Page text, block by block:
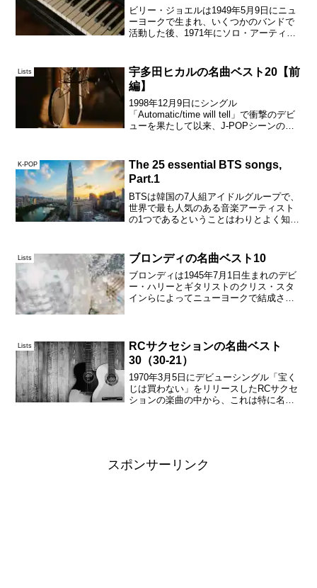
ビリー・ジョエルは1949年5月9日にニュ
ーヨークで生まれ、いくつかのバンドで
活動した後、1971年にソロ・アーティス
1977年にリリースしたアルバム「ストレ
ンジャー...
Lists
宇多田ヒカルの名曲ベスト20【前
編】
1998年12月9日にシングル
「Automatic/time will tell」で衝撃のデビ
ューを果たして以来、J-POPシーンのト
発表している。J-POPというか日...
K-POP
The 25 essential BTS songs,
Part.1
BTSは韓国の7人組アイドルグループで、
世界で最も人気のある音楽アーティスト
の1つであるということはわりとよく知ら
に深いレベルで寄り添うような優れた内
容を持ちながらポッ...
Lists ブロンディの名曲ベスト10
ブロンディは1945年7月1日生まれのデビ
ー・ハリーとギタリストのクリス・スタ
インらによってニューヨークで結成され
ろな曲をヒッ...
Lists
RCサクセションの名曲ベスト
30（30-21）
1970年3月5日にデビューシングル「宝く
じは買わない」をリリースしたRCサクセ
ションの楽曲の中から、これは特に名曲
スポンサーリンク